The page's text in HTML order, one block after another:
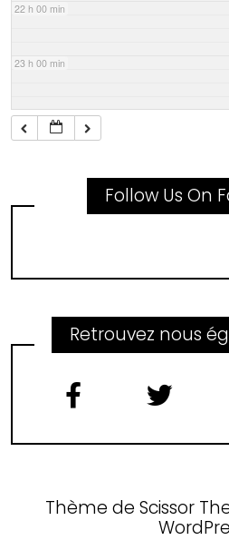
22 h 00 min
23 h 00 min
Follow Us On
Retrouvez nous
Thème de Scissor